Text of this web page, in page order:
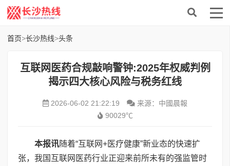
首页>长沙热线>头条
互联网医药合规敲响警钟:2025年权威判例
揭示四大核心风险与税务红线
2026-06-02 21:22:19
来源：中國晨報
90029℃
本报讯随着“互联网+医疗健康”新业态的快速扩
张，我国互联网医药行业正迎来前所未有的强监管时